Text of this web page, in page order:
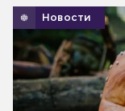
Новости